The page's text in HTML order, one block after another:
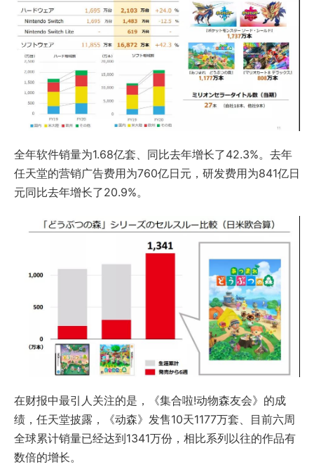
全年软件销量为1.68亿套、同比去年增长了42.3%。去年
任天堂的营销广告费用为760亿日元，研发费用为841亿日
元同比去年增长了20.9%。
在财报中最引人关注的是，《集合啦!动物森友会》的成
绩，任天堂披露，《动森》发售10天1177万套、目前六周
全球累计销量已经达到1341万份，相比系列以往的作品有
数倍的增长。